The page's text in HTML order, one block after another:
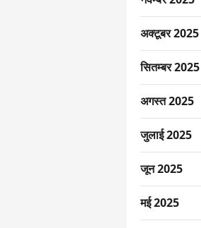
अक्टूबर 2025
सितम्बर 2025
अगस्त 2025
जुलाई 2025
जून 2025
मई 2025